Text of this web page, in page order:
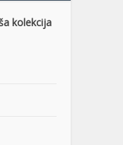
kolekcija